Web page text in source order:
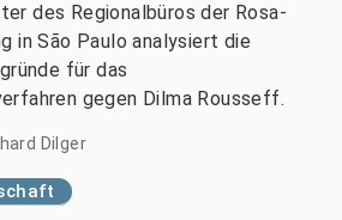
des Regionalbüros der Rosa-
in São Paulo analysiert die
für das
gegen Dilma Rousseff.
Dilger